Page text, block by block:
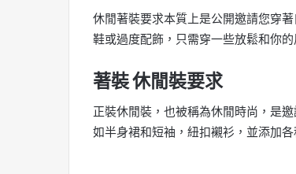
休閒著裝要求本質上是公開邀請您穿
鞋或過度配飾，只需穿一些放鬆和你的
著裝 休閒裝要求
正裝休閒裝，也被稱為休閒時尚，是
如半身裙和短袖，紐扣襯衫，並添加